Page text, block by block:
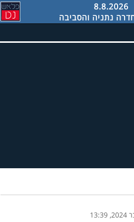
8.8.2026
נתניה והסביבה